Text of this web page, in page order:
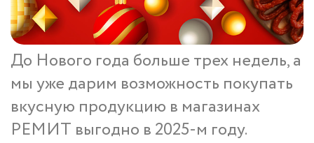
До Нового года больше трех недель, а
мы уже дарим возможность покупать
вкусную продукцию в магазинах
РЕМИТ выгодно в 2025-м году.